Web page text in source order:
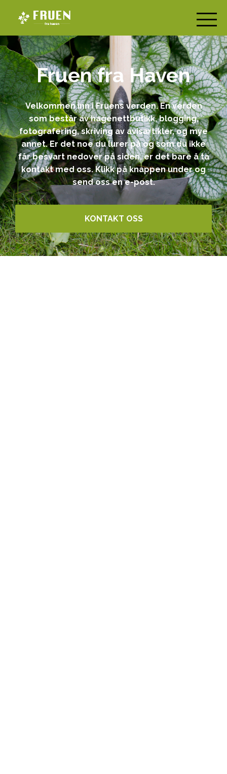
Fruen fra Haven
Velkommen inn i Fruens verden. En verden
som består av hagenettbutikk, blogging,
fotografering, skriving av avisartikler, og mye
annet. Er det noe du lurer på og som du ikke
får besvart nedover på siden, er det bare å ta
kontakt med oss. Klikk på knappen under og
send oss en e-post.
KONTAKT OSS